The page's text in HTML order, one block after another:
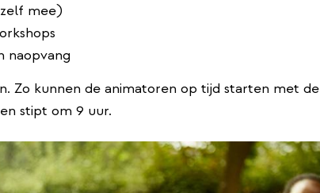
mee)
naopvang
Zo kunnen de animatoren op tijd starten met de
stipt om 9 uur.